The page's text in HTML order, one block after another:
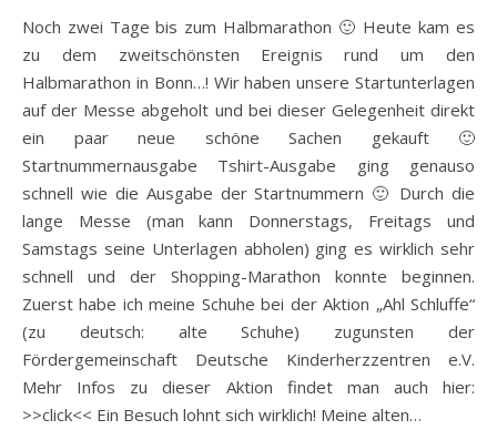
Noch zwei Tage bis zum Halbmarathon 🙂 Heute kam es
zu dem zweitschönsten Ereignis rund um den
Halbmarathon in Bonn…! Wir haben unsere Startunterlagen
auf der Messe abgeholt und bei dieser Gelegenheit direkt
ein paar neue schöne Sachen gekauft 🙂
Startnummernausgabe Tshirt-Ausgabe ging genauso
schnell wie die Ausgabe der Startnummern 🙂 Durch die
lange Messe (man kann Donnerstags, Freitags und
Samstags seine Unterlagen abholen) ging es wirklich sehr
schnell und der Shopping-Marathon konnte beginnen.
Zuerst habe ich meine Schuhe bei der Aktion „Ahl Schluffe“
(zu deutsch: alte Schuhe) zugunsten der
Fördergemeinschaft Deutsche Kinderherzzentren e.V.
Mehr Infos zu dieser Aktion findet man auch hier:
>>click<< Ein Besuch lohnt sich wirklich! Meine alten…